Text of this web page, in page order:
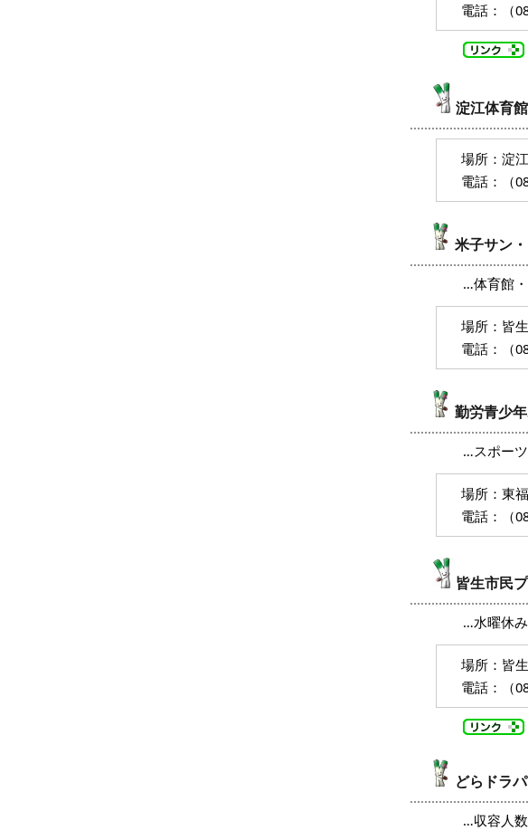
電話：（
淀江体育館
場所：淀
電話：（
米子サン
…体育館
場所：皆
電話：（
勤労青少
…スポー
場所：東
電話：（
皆生市民
…水曜休み
場所：皆
電話：（
どらドラ
…収容人